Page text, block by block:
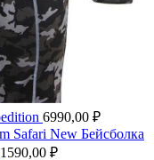
6990,00 ₽
Бейсболка
1590,00 ₽